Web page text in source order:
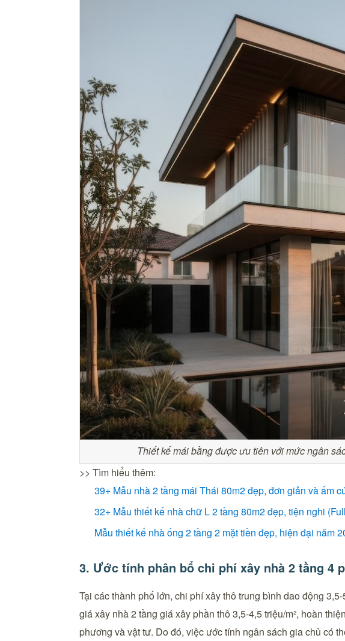
Thiết kế mái bằng được ưu tiên với mức ngân
>> Tìm hiểu thêm:
39+ Mẫu nhà 2 tầng mái Thái 80m2 đẹp, đơn giản và ấm
32+ Mẫu thiết kế nhà chữ L 2 tầng 80m2 đẹp, tiện nghi
Mẫu thiết kế nhà ống 2 tầng 2 mặt tiền đẹp, hiện đại năm
3. Ước tính phân bổ chi phí xây nhà 2 tầng 4
Tại các thành phố lớn, chi phí xây thô trung bình dao động
giá xây nhà 2 tầng giá xây phần thô 3,5-4,5 triệu/m², hoàn
phương và vật tư. Do đó, việc ước tính ngân sách gia chủ có